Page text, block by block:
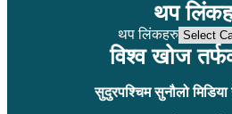
थप
थप लिंकहरु
विश्व खोज
सुदुरपश्चिम सुनौलो मिडिया